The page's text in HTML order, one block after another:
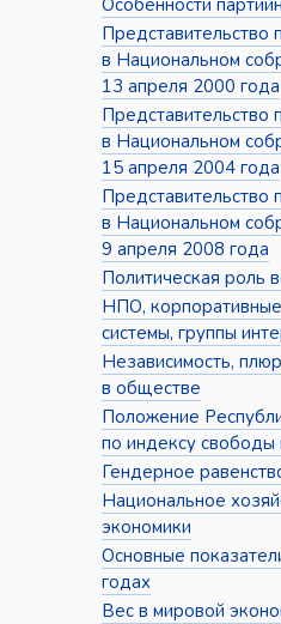
Особенности
Представительство
в Национальном
13 апреля 2000 года
Представительство
в Национальном
15 апреля 2004 года
Представительство
в Национальном
9 апреля 2008 года
Политическая роль
НПО,
системы, группы
Независимость,
в обществе
Положение
по индексу
Гендерное
Национальное
экономики
Основные
годах
Вес в мировой